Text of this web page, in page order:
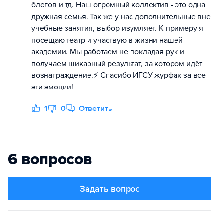
блогов и тд. Наш огромный коллектив - это одна
дружная семья. Так же у нас дополнительные вне
учебные занятия, выбор изумляет. К примеру я
посещаю театр и участвую в жизни нашей
академии. Мы работаем не покладая рук и
получаем шикарный результат, за котором идёт
вознаграждение.⚡️ Спасибо ИГСУ журфак за все
эти эмоции!
1 0 Ответить
6 вопросов
Задать вопрос